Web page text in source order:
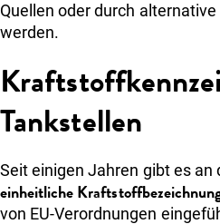
Quellen oder durch
werden.
Tankstellen
Seit einigen Jahren gibt es an
einheitliche
von EU-Verordnungen